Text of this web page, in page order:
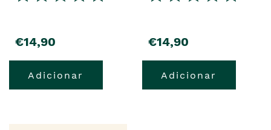
€14,90
Adicionar
€14,90
Adicionar